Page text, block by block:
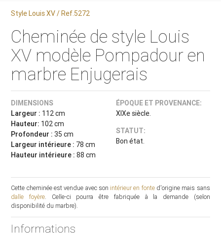
Style Louis XV / Ref.5272
Cheminée de style Louis
XV modèle Pompadour en
marbre Enjugerais
DIMENSIONS
Largeur : 112 cm
Hauteur: 102 cm
Profondeur : 35 cm
Largeur intérieure : 78 cm
Hauteur intérieure :88 cm
ÉPOQUE ET PROVENANCE:
XIXe siècle.
STATUT:
Bon état.
Cette cheminée est vendue avec son intérieur en fonted'origine mais sans
dalle foyère. Celle-ci pourra être fabriquée à la demande (selon
disponibilité du marbre).
Informations